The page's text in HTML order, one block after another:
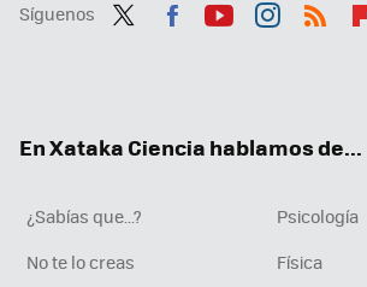
Síguenos
En Xataka Ciencia hablamos de...
¿Sabías que...?
Psicología
No te lo creas
Física